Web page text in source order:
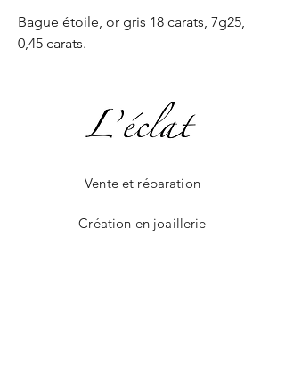
Bague étoile, or gris 18 carats, 7g25,
0,45 carats.
Vente et réparation
Création en joaillerie